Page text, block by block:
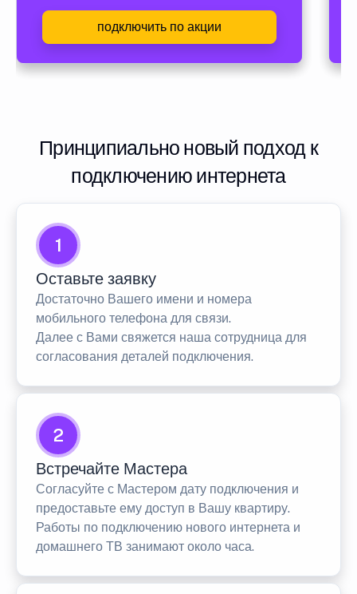
подключить по акции
Принципиально новый подход к
подключению интернета
1
Оставьте заявку
Достаточно Вашего имени и номера
мобильного телефона для связи.
Далее с Вами свяжется наша сотрудница для
согласования деталей подключения.
2
Встречайте Мастера
Согласуйте с Мастером дату подключения и
предоставьте ему доступ в Вашу квартиру.
Работы по подключению нового интернета и
домашнего ТВ занимают около часа.